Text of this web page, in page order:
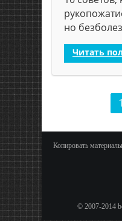
но
Читать
1
Копировать
© 2007-2014